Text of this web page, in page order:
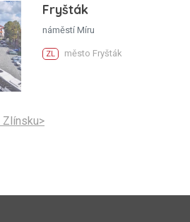
Fryšták
náměstí Míru
ZL město Fryšták
Zlínsku>